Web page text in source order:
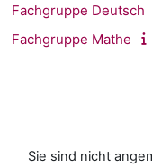
Fachgruppe Deutsch
Fachgruppe Mathe
Sie sind nicht